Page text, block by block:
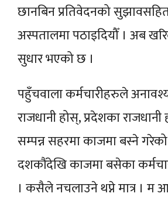
छानबिन प्रतिवेदनको
अस्पतालमा पठाइदियौँ । अब
सुधार भएको छ ।
पहुँचवाला कर्मचारीहरुले
राजधानी होस्, प्रदेशका
सम्पन्न सहरमा काजमा बस्ने
दशकौंदेखि काजमा बसेका
। कसैले नचलाउने थप्ने मात्र । म